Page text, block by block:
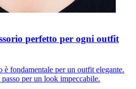
perfetto per ogni outfit
è fondamentale per un outfit elegante.
per un look impeccabile.